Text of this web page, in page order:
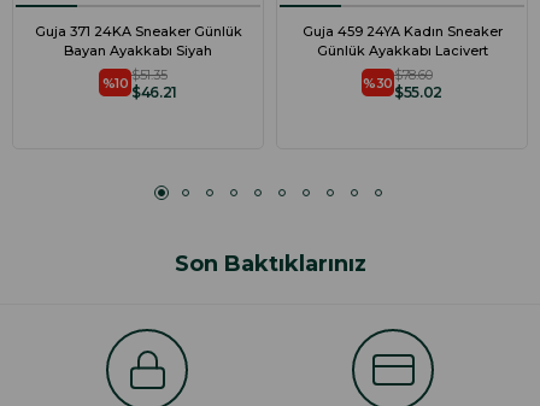
Guja 371 24KA Sneaker Günlük
Bayan Ayakkabı Siyah
%10$46.21
$51.35
Guja 459 24YA Kadın Sneaker
Günlük Ayakkabı Lacivert
%30$55.02
$78.60
Son Baktıklarınız